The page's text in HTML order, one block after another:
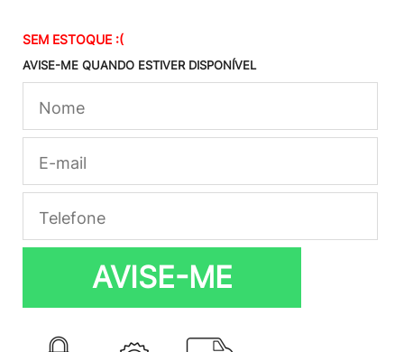
SEM ESTOQUE :(
AVISE-ME QUANDO ESTIVER DISPONÍVEL
AVISE-ME